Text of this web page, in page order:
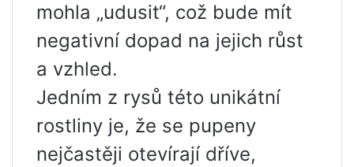
mohla „udusit“, což bude mít
negativní dopad na jejich růst
a vzhled.
Jedním z rysů této unikátní
rostliny je, že se pupeny
nejčastěji otevírají dříve,